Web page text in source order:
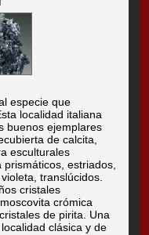
especie que
localidad italiana
buenos ejemplares
de calcita,
esculturales
estriados,
translúcidos.
cristales
crómica
de pirita. Una
clásica y de